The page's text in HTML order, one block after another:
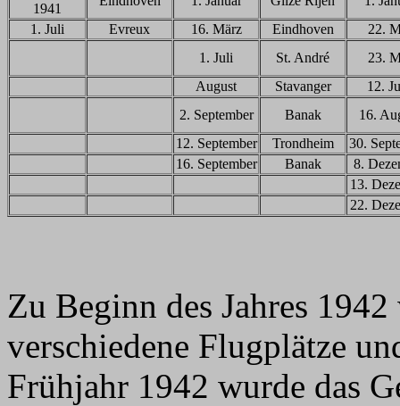
1941
1. Juli
Evreux 16. März Eindhoven
22.
1. Juli
St. André
23.
August
Stavanger
12.
2. September
Banak
16.
12. September
Trondheim
30.
16. September
Banak
8.
13.
22.
Zu Beginn des Jahres
verschiedene Flugplätze
Frühjahr 1942 wurde das